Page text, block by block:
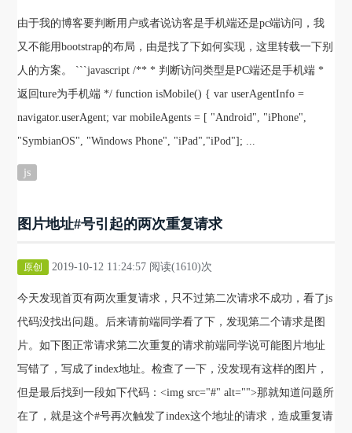
由于我的博客要判断用户或者说访客是手机端还是pc端访问，我
又不能用bootstrap的布局，由是找了下如何实现，这里转载一下别
人的方案。 ```javascript /** * 判断访问类型是PC端还是手机端 *
返回ture为手机端 */ function isMobile() { var userAgentInfo =
navigator.userAgent; var mobileAgents = [ "Android", "iPhone",
"SymbianOS", "Windows Phone", "iPad","iPod"]; ...
js
图片地址#号引起的两次重复请求
原创 2019-10-12 11:24:57 阅读(1610)次
今天发现首页有两次重复请求，只不过第二次请求不成功，看了js
代码没找出问题。后来请前端同学看了下，发现第二个请求是图
片。如下图正常请求第二次重复的请求前端同学说可能图片地址
写错了，写成了index地址。检查了一下，没发现有这样的图片，
但是最后找到一段如下代码：<img src="#" alt="">那就知道问题所
在了，就是这个#号再次触发了index这个地址的请求，造成重复请